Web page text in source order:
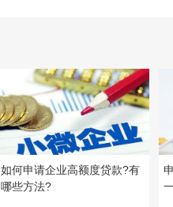
如何申请企业高额度贷款?有
哪些方法?